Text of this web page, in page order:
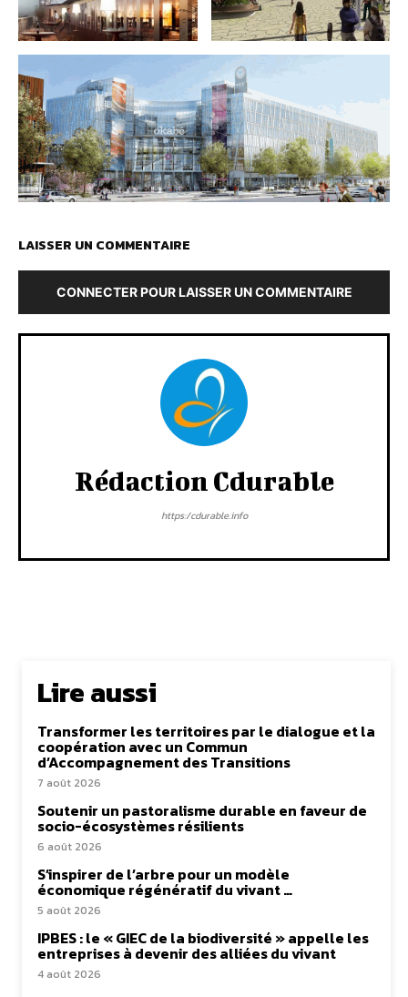
LAISSER UN COMMENTAIRE
CONNECTER POUR LAISSER UN COMMENTAIRE
Rédaction Cdurable
https:/cdurable.info
Lire aussi
Transformer les territoires par le dialogue et la
coopération avec un Commun
d’Accompagnement des Transitions
7 août 2026
Soutenir un pastoralisme durable en faveur de
socio-écosystèmes résilients
6 août 2026
S’inspirer de l’arbre pour un modèle
économique régénératif du vivant …
5 août 2026
IPBES : le « GIEC de la biodiversité » appelle les
entreprises à devenir des alliées du vivant
4 août 2026